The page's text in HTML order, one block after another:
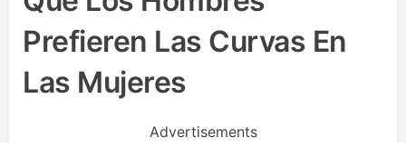
Prefieren Las Curvas En
Las Mujeres
Advertisements